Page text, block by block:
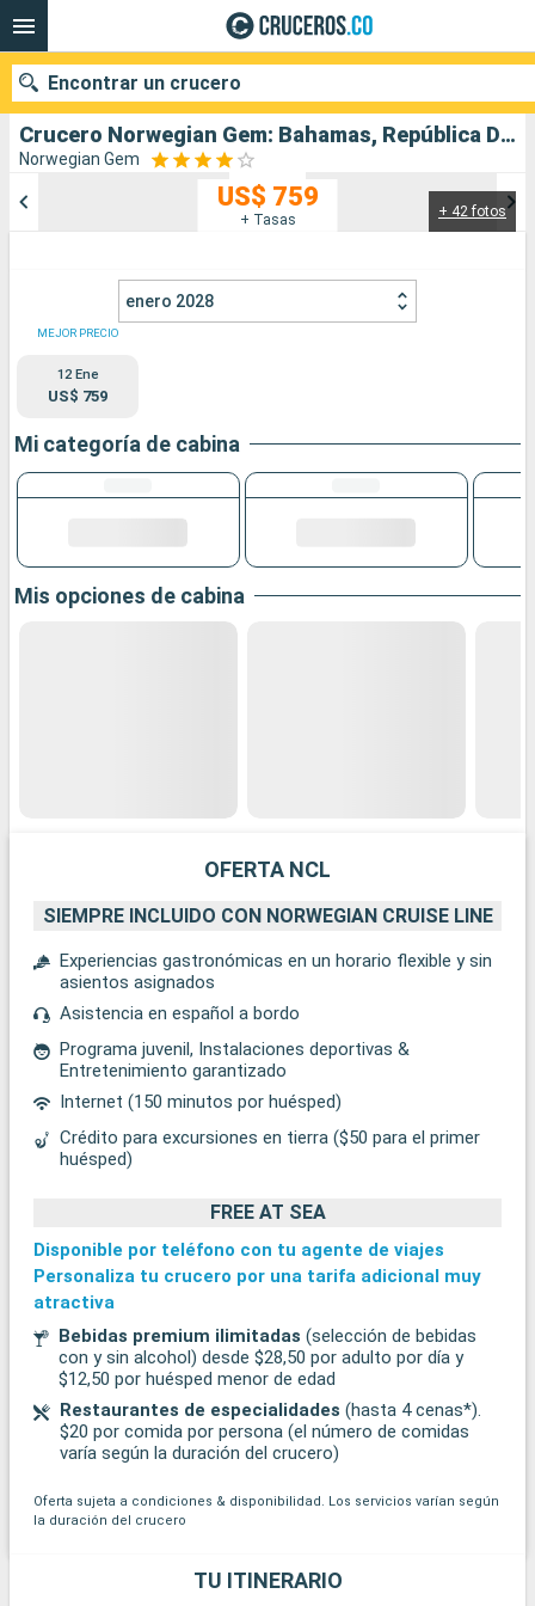
Crucero Norwegian Gem: Bahamas, República Dominicana, Aruba, Jamaica, Estados Unidos salida desde Miami
Norwegian Gem
+ 42 fotos
US$ 759
+ Tasas
enero 2028
MEJOR PRECIO
12 Ene
US$ 759
Mi categoría de cabina
Mis opciones de cabina
OFERTA NCL
SIEMPRE INCLUIDO CON NORWEGIAN CRUISE LINE
Experiencias gastronómicas en un horario flexible y sin
asientos asignados
Asistencia en español a bordo
Programa juvenil, Instalaciones deportivas &
Entretenimiento garantizado
Internet (150 minutos por huésped)
Crédito para excursiones en tierra ($50 para el primer
huésped)
FREE AT SEA
Disponible por teléfono con tu agente de viajes
Personaliza tu crucero por una tarifa adicional muy
atractiva
Bebidas premium ilimitadas (selección de bebidas
con y sin alcohol) desde $28,50 por adulto por día y
$12,50 por huésped menor de edad
Restaurantes de especialidades (hasta 4 cenas*).
$20 por comida por persona (el número de comidas
varía según la duración del crucero)
Oferta sujeta a condiciones & disponibilidad. Los servicios varían según
la duración del crucero
TU ITINERARIO
Encontrar un crucero
Puertos Compañías